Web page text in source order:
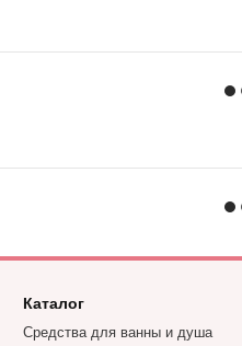
Каталог
Средства для ванны и душа